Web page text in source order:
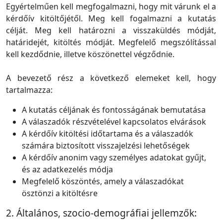
Egyértelműen kell megfogalmazni, hogy mit várunk el a
kérdőív kitöltőjétől. Meg kell fogalmazni a kutatás
célját. Meg kell határozni a visszaküldés módját,
határidejét, kitöltés módját. Megfelelő megszólítással
kell kezdődnie, illetve köszönettel végződnie.
A bevezető rész a következő elemeket kell, hogy
tartalmazza:
A kutatás céljának és fontosságának bemutatása
A válaszadók részvételével kapcsolatos elvárások
A kérdőív kitöltési időtartama és a válaszadók
számára biztosított visszajelzési lehetőségek
A kérdőív anonim vagy személyes adatokat gyűjt,
és az adatkezelés módja
Megfelelő köszöntés, amely a válaszadókat
ösztönzi a kitöltésre
2. Általános, szocio-demográfiai jellemzők: